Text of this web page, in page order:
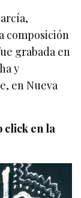
composición
grabada en
y
en Nueva
click en la